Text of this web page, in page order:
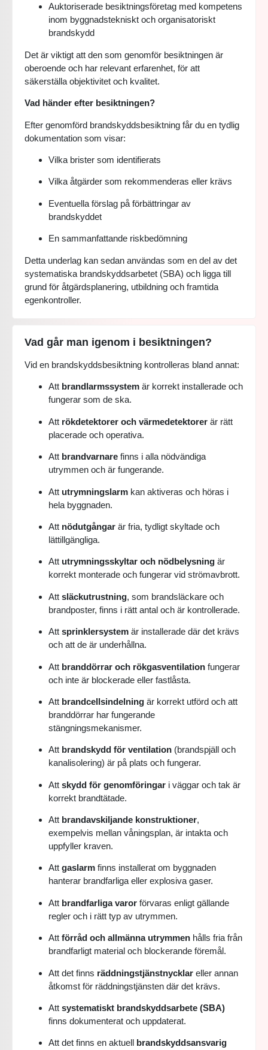
Auktoriserade besiktningsföretag med kompetens
inom byggnadstekniskt och organisatoriskt
brandskydd
Det är viktigt att den som genomför besiktningen är
oberoende och har relevant erfarenhet, för att
säkerställa objektivitet och kvalitet.
Vad händer efter besiktningen?
Efter genomförd brandskyddsbesiktning får du en tydlig
dokumentation som visar:
Vilka brister som identifierats
Vilka åtgärder som rekommenderas eller krävs
Eventuella förslag på förbättringar av
brandskyddet
En sammanfattande riskbedömning
Detta underlag kan sedan användas som en del av det
systematiska brandskyddsarbetet (SBA) och ligga till
grund för åtgärdsplanering, utbildning och framtida
egenkontroller.
Vad går man igenom i besiktningen?
Vid en brandskyddsbesiktning kontrolleras bland annat:
Att brandlarmssystem är korrekt installerade och
fungerar som de ska.
Att rökdetektorer och värmedetektorer är rätt
placerade och operativa.
Att brandvarnare finns i alla nödvändiga
utrymmen och är fungerande.
Att utrymningslarm kan aktiveras och höras i
hela byggnaden.
Att nödutgångar är fria, tydligt skyltade och
lättillgängliga.
Att utrymningsskyltar och nödbelysning är
korrekt monterade och fungerar vid strömavbrott.
Att släckutrustning, som brandsläckare och
brandposter, finns i rätt antal och är kontrollerade.
Att sprinklersystem är installerade där det krävs
och att de är underhållna.
Att branddörrar och rökgasventilation fungerar
och inte är blockerade eller fastlåsta.
Att brandcellsindelning är korrekt utförd och att
branddörrar har fungerande
stängningsmekanismer.
Att brandskydd för ventilation (brandspjäll och
kanalisolering) är på plats och fungerar.
Att skydd för genomföringar i väggar och tak är
korrekt brandtätade.
Att brandavskiljande konstruktioner,
exempelvis mellan våningsplan, är intakta och
uppfyller kraven.
Att gaslarm finns installerat om byggnaden
hanterar brandfarliga eller explosiva gaser.
Att brandfarliga varor förvaras enligt gällande
regler och i rätt typ av utrymmen.
Att förråd och allmänna utrymmen hålls fria från
brandfarligt material och blockerande föremål.
Att det finns räddningstjänstnycklar eller annan
åtkomst för räddningstjänsten där det krävs.
Att systematiskt brandskyddsarbete (SBA)
finns dokumenterat och uppdaterat.
Att det finns en aktuell brandskyddsansvarig